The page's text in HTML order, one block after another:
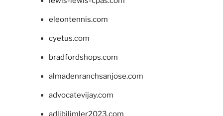
eleontennis.com
cyetus.com
bradfordshops.com
almadenranchsanjose.com
advocatevijay.com
adlibilimler2023.com